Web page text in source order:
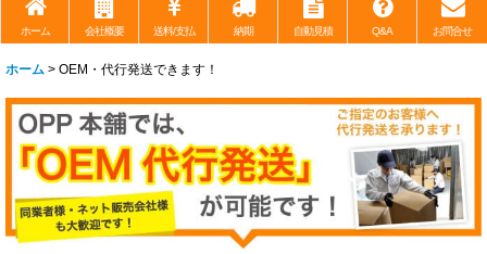
ホーム 会社概要 送料/支払 納期 自動見積 Q&A お問合せ
ホーム > OEM・代行発送できます！